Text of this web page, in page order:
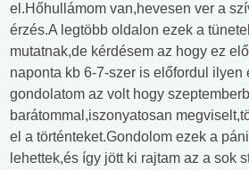
el.Hőhullámom van,hevesen ver a
érzés.A legtöbb oldalon ezek a
mutatnak,de kérdésem az hogy ez
naponta kb 6-7-szer is előfordul ilyen
gondolatom az volt hogy
barátommal,iszonyatosan
el a történteket.Gondolom ezek a
lehettek,és így jött ki rajtam az a sok